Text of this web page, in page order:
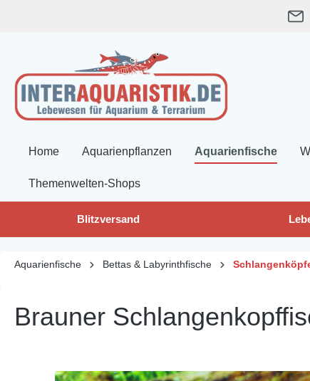
Home Aquarienpflanzen Aquarienfische
Themenwelten-Shops
Blitzversand
Aquarienfische Bettas & Labyrinthfische
Brauner
Bildergalerie überspringen